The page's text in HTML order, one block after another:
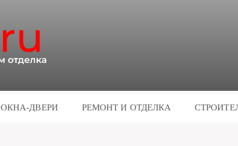
ОКНА-ДВЕРИ РЕМОНТ И ОТДЕЛКА